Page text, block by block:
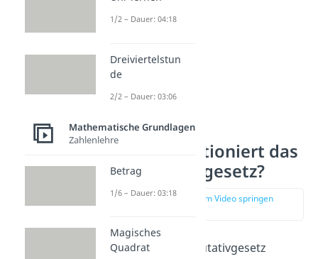
Warum funktioniert das
Kommutativgesetz?
zur Stelle im Video springen
Warum das Kommutativgesetz
1/2 – Dauer: 04:18
Dreiviertelstun
de
2/2 – Dauer: 03:06
Mathematische Grundlagen
Zahlenlehre
Betrag
1/6 – Dauer: 03:18
Magisches
Quadrat